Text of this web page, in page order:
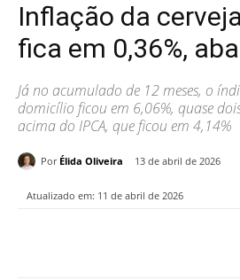
Inflação da
fica em 0,36%,
Já no acumulado de 12 meses, o
domicílio ficou em 6,06%, quase
acima do IPCA, que ficou em 4,14%
Por Élida Oliveira 13 de abril de 2026
Atualizado em: 11 de abril de 2026